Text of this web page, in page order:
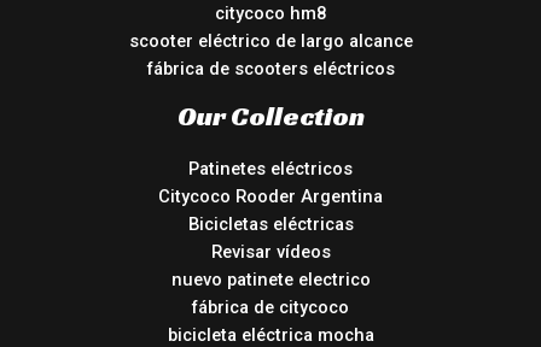
citycoco hm8
scooter eléctrico de largo alcance
fábrica de scooters eléctricos
Our Collection
Patinetes eléctricos
Citycoco Rooder Argentina
Bicicletas eléctricas
Revisar vídeos
nuevo patinete electrico
fábrica de citycoco
bicicleta eléctrica mocha